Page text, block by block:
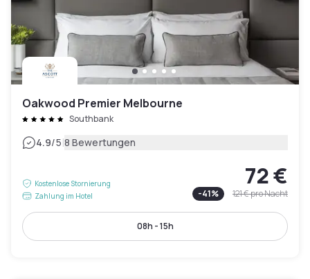
Oakwood Premier Melbourne
Southbank
4.9/5|8 Bewertungen
Kostenlose Stornierung
Zahlung im Hotel
72 €
-41% 121 €pro Nacht
08h - 15h